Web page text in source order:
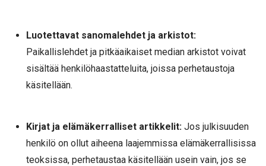
Luotettavat sanomalehdet ja arkistot:
Paikallislehdet ja pitkäaikaiset median arkistot voivat
sisältää henkilöhaastatteluita, joissa perhetaustoja
käsitellään.
Kirjat ja elämäkerralliset artikkelit:Jos julkisuuden
henkilö on ollut aiheena laajemmissa elämäkerrallisissa
teoksissa, perhetaustaa käsitellään usein vain, jos se